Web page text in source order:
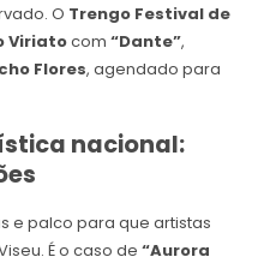
O Trengo Festival de
Viriatocom “Dante”,
Flores, agendado para
nacional:
e palco para que artistas
É o caso de “Aurora